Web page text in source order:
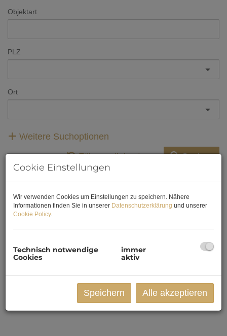
Objektart
PLZ
Ort
Weitere Suchoptionen
Filter zurücksetzen
Suchen
3 4 5 6 7
Cookie Einstellungen
Wir verwenden Cookies um Einstellungen zu speichern. Nähere
Informationen finden Sie in unserer Datenschutzerklärung und unserer
Cookie Policy.
Technisch notwendige
Cookies
immer
aktiv
Speichern Alle akzeptieren